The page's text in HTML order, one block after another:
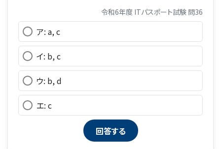
令和6年度 ITパスポート試験 問36
ア: a, c
イ: b, c
ウ: b, d
エ: c